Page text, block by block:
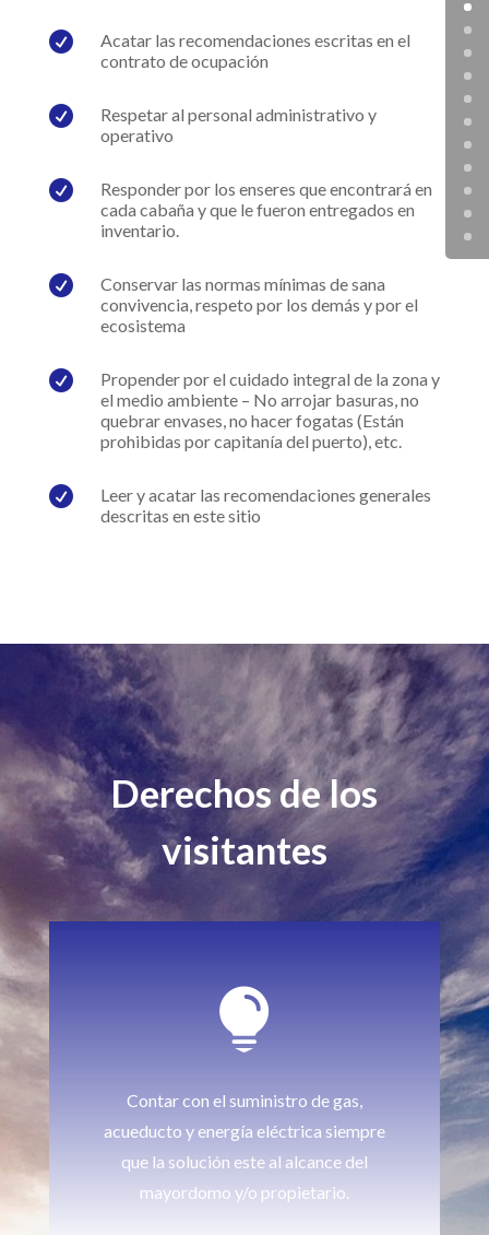

Acatar las recomendaciones escritas en el
contrato de ocupación

Respetar al personal administrativo y
operativo

Responder por los enseres que encontrará en
cada cabaña y que le fueron entregados en
inventario.

Conservar las normas mínimas de sana
convivencia, respeto por los demás y por el
ecosistema

Propender por el cuidado integral de la zona y
el medio ambiente – No arrojar basuras, no
quebrar envases, no hacer fogatas (Están
prohibidas por capitanía del puerto), etc.

Leer y acatar las recomendaciones generales
descritas en este sitio
Derechos de los
visitantes

Contar con el suministro de gas,
acueducto y energía eléctrica siempre
que la solución este al alcance del
mayordomo y/o propietario.